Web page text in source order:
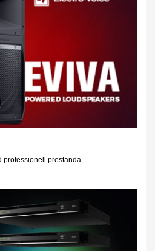
professionell prestanda.